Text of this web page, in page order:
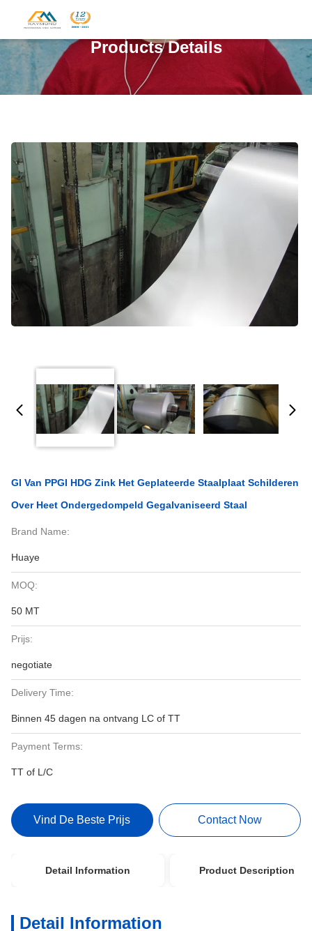
Products Details
GI Van PPGI HDG Zink Het Geplateerde Staalplaat Schilderen
Over Heet Ondergedompeld Gegalvaniseerd Staal
Brand Name:
Huaye
MOQ:
50 MT
Prijs:
negotiate
Delivery Time:
Binnen 45 dagen na ontvang LC of TT
Payment Terms:
TT of L/C
Vind De Beste Prijs Contact Now
Detail Information Product Description
Detail Information